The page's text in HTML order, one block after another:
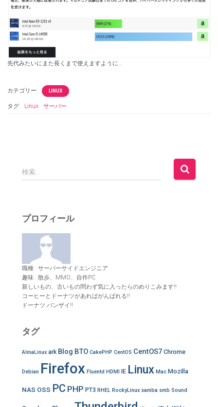
先代みたいにまた長くまで使えますように…
カテゴリー: LINUX
タグ: Linux サーバー
検
索
検索…
プロフィール
職種 : サーバーサイドエンジニア
趣味 : 散歩、MMO、自作PC
新しいもの、古いもの問わず気に入ったらのめりこみます!!
コーヒーとドーナツがあればがんばれる!!
ドーナツ バンザイ!!
タグ
AlmaLinux ark Blog BTO CakePHP CentOS CentOS7 Chrome
Debian Firefox Fluentd HDMI IE Linux Mac Mozilla
NAS OSS PC PHP PT3 RHEL RockyLinux samba smb Sound